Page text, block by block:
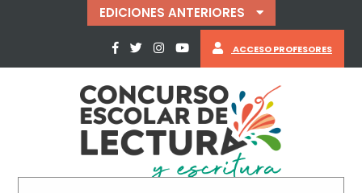
EDICIONES ANTERIORES
ACCESO PROFESORES